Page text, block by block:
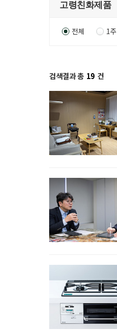
전체 1주
검색결과 총 19 건